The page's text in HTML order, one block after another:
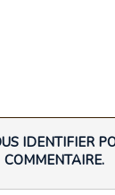
IDENTIFIER
COMMENTAIRE.